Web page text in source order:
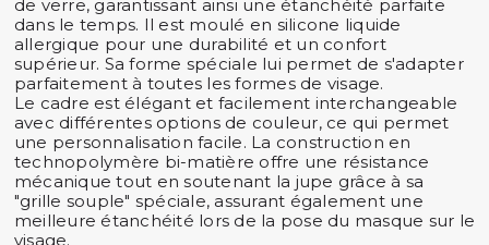
de verre, garantissant ainsi une étanchéité parfaite
dans le temps. Il est moulé en silicone liquide
allergique pour une durabilité et un confort
supérieur. Sa forme spéciale lui permet de s'adapter
parfaitement à toutes les formes de visage.
Le cadre est élégant et facilement interchangeable
avec différentes options de couleur, ce qui permet
une personnalisation facile. La construction en
technopolymère bi-matière offre une résistance
mécanique tout en soutenant la jupe grâce à sa
"grille souple" spéciale, assurant également une
meilleure étanchéité lors de la pose du masque sur le
visage.